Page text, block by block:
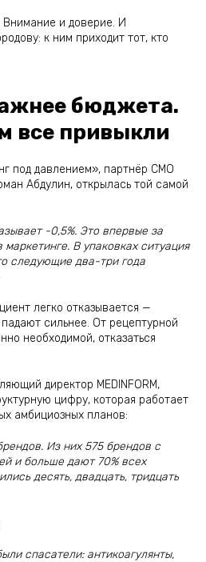
Внимание и доверие. И
к ним приходит тот, кто
бюджета.
все привыкли
под давлением», партнёр CMO
Абдулин, открылась той самой
-0,5%. Это впервые за
В упаковках ситуация
следующие два-три года
легко отказывается —
сильнее. От рецептурной
необходимой, отказаться
директор MEDINFORM,
цифру, которая работает
амбициозных планов:
Из них 575 брендов с
и больше дают 70% всех
десять, двадцать, тридцать
спасатели: антикоагулянты,